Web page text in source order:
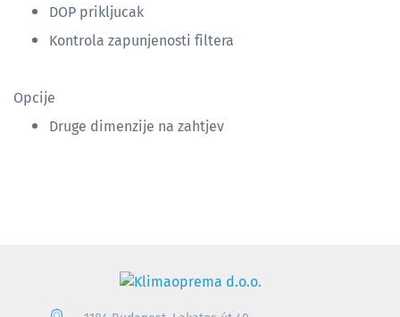
DOP prikljucak
Kontrola zapunjenosti filtera
Opcije
Druge dimenzije na zahtjev